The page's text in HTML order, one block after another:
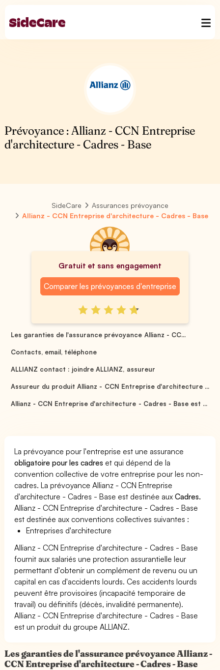
Prévoyance : Allianz - CCN Entreprise
d'architecture - Cadres - Base
SideCare
Assurances prévoyance
Allianz - CCN Entreprise d'architecture - Cadres - Base
Gratuit et sans engagement
Comparer les prévoyances d'entreprise
Les garanties de l'assurance prévoyance Allianz - CC...
Contacts, email, téléphone
ALLIANZ contact : joindre ALLIANZ, assureur
Assureur du produit Allianz - CCN Entreprise d'architecture ...
Allianz - CCN Entreprise d'architecture - Cadres - Base est ...
La prévoyance pour l'entreprise est une assurance
obligatoire pour les cadres et qui dépend de la
convention collective de votre entreprise pour les non-
cadres. La prévoyance Allianz - CCN Entreprise
d'architecture - Cadres - Base est destinée auxCadres.
Allianz - CCN Entreprise d'architecture - Cadres - Base
est destinée aux conventions collectives suivantes :
Entreprises d'architecture
Allianz - CCN Entreprise d'architecture - Cadres - Base
fournit aux salariés une protection assurantielle leur
permettant d'obtenir un complément de revenu ou un
capital en cas d'accidents lourds. Ces accidents lourds
peuvent être provisoires (incapacité temporaire de
travail) ou définitifs (décès, invalidité permanente).
Allianz - CCN Entreprise d'architecture - Cadres - Base
est un produit du groupe ALLIANZ.
Les garanties de l'assurance prévoyance Allianz -
CCN Entreprise d'architecture - Cadres - Base